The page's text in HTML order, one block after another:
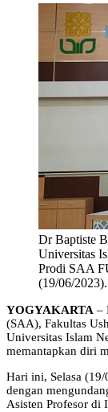
Dr Baptiste
Universitas
Prodi SAA
(19/06/
YOGYAKARTA –
(SAA), Fakultas
Universitas Islam
memantapkan diri
Hari ini, Selasa
dengan
Asisten Profesor di